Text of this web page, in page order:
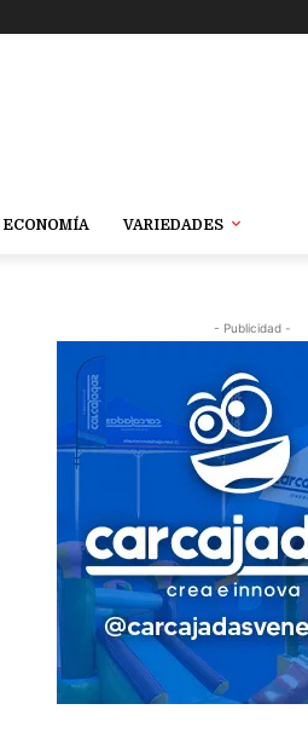
ECONOMÍA VARIEDADES
- Publicidad -